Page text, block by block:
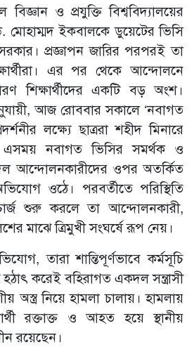
ও প্রযুক্তি বিশ্ববিদ্যালয়ের
মোহাম্মদ ইকবালকে ডুয়েটের ভিসি
প্রজ্ঞাপন জারির পরপরই তা
এর পর থেকে আন্দোলনে
শিক্ষার্থীদের একটি বড় অংশ।
আজ রোববার সকালে ‘নবাগত
লক্ষ্যে ছাত্ররা শহীদ মিনারে
নবাগত ভিসির সমর্থক ও
আন্দোলনকারীদের ওপর অতর্কিত
ওঠে। পরবর্তীতে পরিস্থিতি
শুরু করলে তা আন্দোলনকারী,
মাঝে ত্রিমুখী সংঘর্ষে রূপ নেয়।
তারা শান্তিপূর্ণভাবে কর্মসূচি
করেই বহিরাগত একদল সন্ত্রাসী
অস্ত্র নিয়ে হামলা চালায়। হামলায়
রক্তাক্ত ও আহত হয়ে স্থানীয়
রয়েছেন।